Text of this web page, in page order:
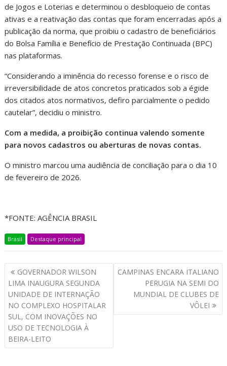
de Jogos e Loterias e determinou o desbloqueio de contas
ativas e a reativação das contas que foram encerradas após a
publicação da norma, que proibiu o cadastro de beneficiários
do Bolsa Família e Benefício de Prestação Continuada (BPC)
nas plataformas.
“Considerando a iminência do recesso forense e o risco de
irreversibilidade de atos concretos praticados sob a égide
dos citados atos normativos, defiro parcialmente o pedido
cautelar”, decidiu o ministro.
Com a medida, a proibição continua valendo somente
para novos cadastros ou aberturas de novas contas.
O ministro marcou uma audiência de conciliação para o dia 10
de fevereiro de 2026.
*FONTE: AGÊNCIA BRASIL
Brasil Destaque principal
GOVERNADOR WILSON
LIMA INAUGURA SEGUNDA
UNIDADE DE INTERNAÇÃO
NO COMPLEXO HOSPITALAR
SUL, COM INOVAÇÕES NO
USO DE TECNOLOGIA À
BEIRA-LEITO
CAMPINAS ENCARA ITALIANO
PERUGIA NA SEMI DO
MUNDIAL DE CLUBES DE
VÔLEI